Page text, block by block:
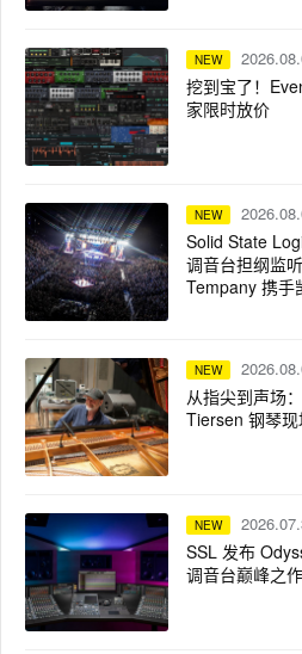
NEW
挖到宝了！
家限时放价
NEW
Solid State
调音台担纲监
Tempany 携手
NEW
从指尖到声场
Tiersen 钢琴
NEW
SSL 发布
调音台巅峰之作